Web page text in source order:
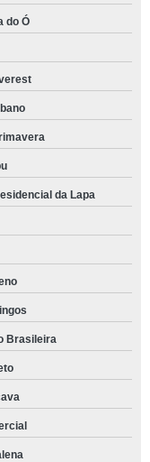
do Ó
da Lapa
Brasileira